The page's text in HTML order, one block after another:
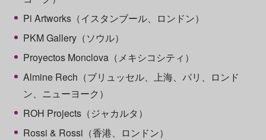
Pi Artworks（イスタンブール、ロンドン）
PKM Gallery（ソウル）
Proyectos Monclova（メキシコシティ）
Almine Rech（ブリュッセル、上海、パリ、ロンド
ン、ニューヨーク）
ROH Projects（ジャカルタ）
Rossi & Rossi（香港、ロンドン）